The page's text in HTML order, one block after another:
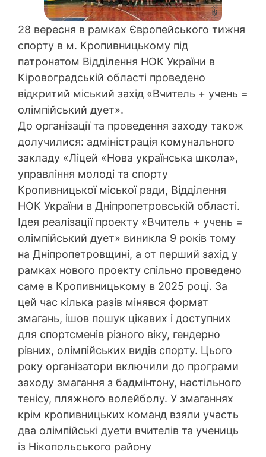
28 вересня в рамках Європейського тижня
спорту в м. Кропивницькому під
патронатом Відділення HOK України в
Кіровоградській області проведено
відкритий міський захід «Вчитель + учень =
олімпійський дует».
До організації та проведення заходу також
долучилися: адміністрація комунального
закладу «Ліцей «Нова українська школа»,
управління молоді та спорту
Кропивницької міської ради, Відділення
HOK України в Дніпропетровській області.
Ідея реалізації проекту «Вчитель + учень =
олімпійський дует» виникла 9 років тому
на Дніпропетровщині, а от перший захід у
рамках нового проекту спільно проведено
саме в Кропивницькому в 2025 році. За
цей час кілька разів мінявся формат
змагань, ішов пошук цікавих і доступних
для спортсменів різного віку, гендерно
рівних, олімпійських видів спорту. Цього
року організатори включили до програми
заходу змагання з бадмінтону, настільного
тенісу, пляжного волейболу. У змаганнях
крім кропивницьких команд взяли участь
два олімпійські дуети вчителів та учениць
із Нікопольського району